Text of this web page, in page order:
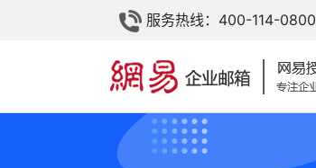
服务热线：400-114-0800